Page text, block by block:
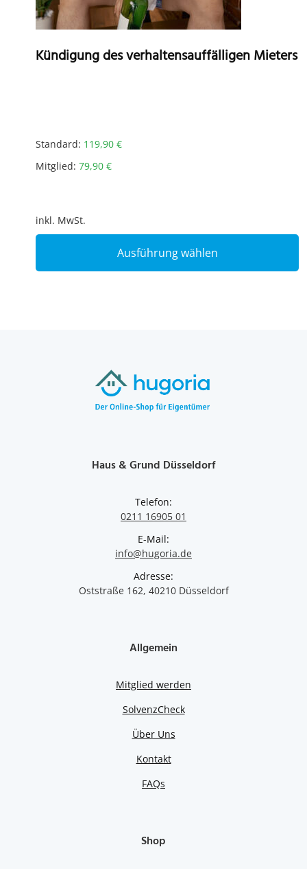
Kündigung des verhaltensauffälligen Mieters
Standard: 119,90 €
Mitglied: 79,90 €
inkl. MwSt.
Ausführung wählen
Haus & Grund Düsseldorf
Telefon:
0211 16905 01
E-Mail:
info@hugoria.de
Adresse:
Oststraße 162, 40210 Düsseldorf
Allgemein
Mitglied werden
SolvenzCheck
Über Uns
Kontakt
FAQs
Shop